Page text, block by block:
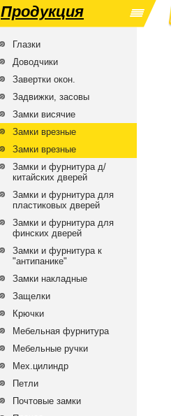
Продукция
Глазки
Доводчики
Завертки окон.
Задвижки, засовы
Замки висячие
Замки врезные
Замки врезные
Замки и фурнитура д/
китайских дверей
Замки и фурнитура для
пластиковых дверей
Замки и фурнитура для
финских дверей
Замки и фурнитура к
"антипанике"
Замки накладные
Защелки
Крючки
Мебельная фурнитура
Мебельные ручки
Мех.цилиндр
Петли
Почтовые замки